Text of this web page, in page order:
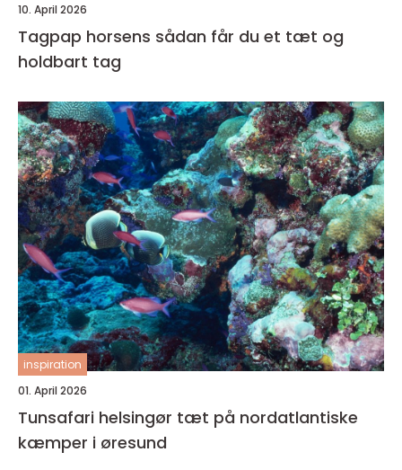
10. April 2026
Tagpap horsens sådan får du et tæt og
holdbart tag
inspiration
01. April 2026
Tunsafari helsingør tæt på nordatlantiske
kæmper i øresund